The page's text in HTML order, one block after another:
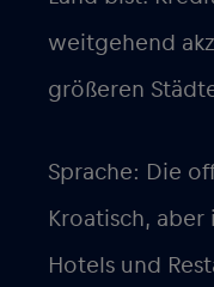
weitgehend
größeren
Sprache: Die
Kroatisch,
Hotels und